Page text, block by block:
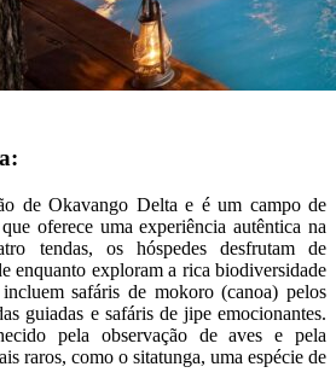
de Okavango Delta e é um campo de
oferece uma experiência autêntica na
tendas, os hóspedes desfrutam de
enquanto exploram a rica biodiversidade
safáris de mokoro (canoa) pelos
guiadas e safáris de jipe emocionantes.
pela observação de aves e pela
raros, como o sitatunga, uma espécie de